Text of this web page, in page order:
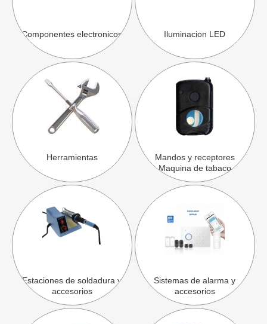
Componentes electronicos Iluminacion LED
Herramientas
Mandos y receptores
Maquina de tabaco
Estaciones de soldadura y
accesorios
Sistemas de alarma y
accesorios